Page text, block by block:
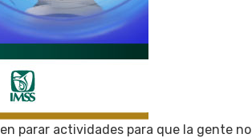
parar actividades para que la gente no